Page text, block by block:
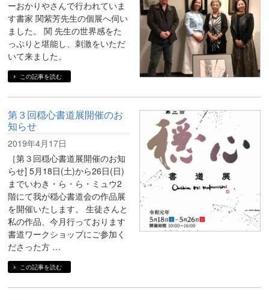
ーおかりやさんで行われていま
す書家 関紫芳先生の個展へ伺い
ました。 関 先生の世界感をた
っぷりと堪能し、刺激をいただ
いて来ました。
この記事を読む
第３回穏心書道展開催のお
知らせ
2019年4月17日
［第３回穏心書道展開催のお知
らせ] 5月18日(土)から26日(日)
までいわき・ら・ら・ミュウ2
階にて我が穏心書道会の作品展
を開催いたします。 生徒さんと
私の作品、今月行っております
書道ワークショップにご参加く
ださった方 …
この記事を読む